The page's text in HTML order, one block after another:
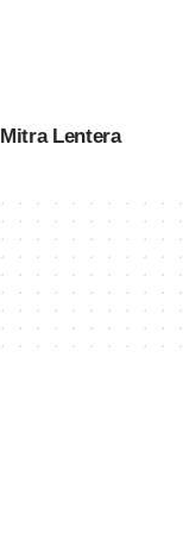
Mitra Lentera